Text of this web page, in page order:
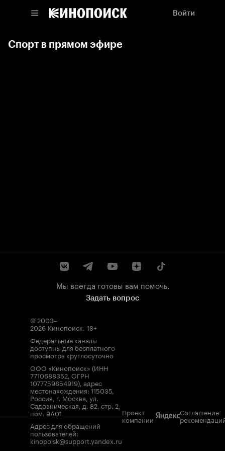
Войти
Спорт в прямом эфире
Мы всегда готовы вам помочь.
Задать вопрос
© 2003–
2026 Кинопоиск. 18+
Федеральные каналы
доступны для бесплатного
просмотра круглосуточно
ООО «Кинопоиск» (ИНН
7710688352, ОГРН
1077759854919), адрес
местонахождения: 115035,
Россия, г. Москва, ул.
Садовническая, д. 82, стр. 2,
пом. 9А01
Адрес для обращений
пользователей:
kinopoisk@support.yandex.ru
Проект
компании
Соглашение